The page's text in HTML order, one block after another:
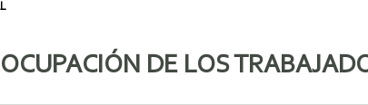
DE LOS